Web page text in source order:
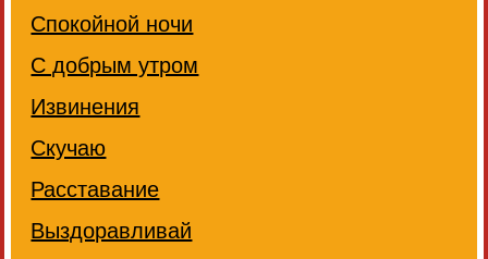
Спокойной ночи
С добрым утром
Извинения
Скучаю
Расставание
Выздоравливай